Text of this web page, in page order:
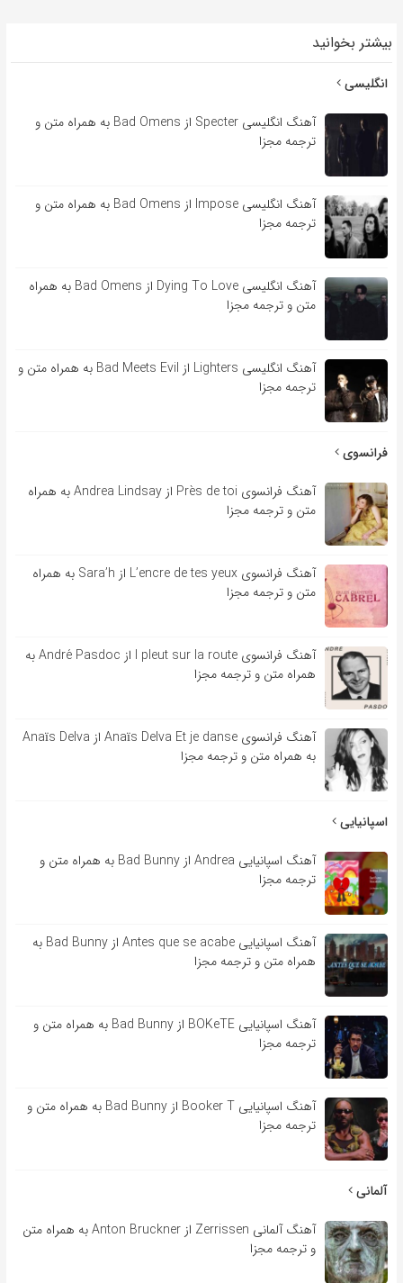
بیشتر بخوانید
انگلیسی
آهنگ انگلیسی Specter از Bad Omens به همراه متن و
ترجمه مجزا
آهنگ انگلیسی Impose از Bad Omens به همراه متن و
ترجمه مجزا
آهنگ انگلیسی Dying To Love از Bad Omens به همراه
متن و ترجمه مجزا
آهنگ انگلیسی Lighters از Bad Meets Evil به همراه متن و
ترجمه مجزا
فرانسوی
آهنگ فرانسوی Près de toi از Andrea Lindsay به همراه
متن و ترجمه مجزا
آهنگ فرانسوی L’encre de tes yeux از Sara’h به همراه
متن و ترجمه مجزا
آهنگ فرانسوی l pleut sur la route از André Pasdoc به
همراه متن و ترجمه مجزا
آهنگ فرانسوی Anaïs Delva Et je danse از Anaïs Delva
به همراه متن و ترجمه مجزا
اسپانیایی
آهنگ اسپانیایی Andrea از Bad Bunny به همراه متن و
ترجمه مجزا
آهنگ اسپانیایی Antes que se acabe از Bad Bunny به
همراه متن و ترجمه مجزا
آهنگ اسپانیایی BOKeTE از Bad Bunny به همراه متن و
ترجمه مجزا
آهنگ اسپانیایی Booker T از Bad Bunny به همراه متن و
ترجمه مجزا
آلمانی
آهنگ آلمانی Zerrissen از Anton Bruckner به همراه متن
و ترجمه مجزا